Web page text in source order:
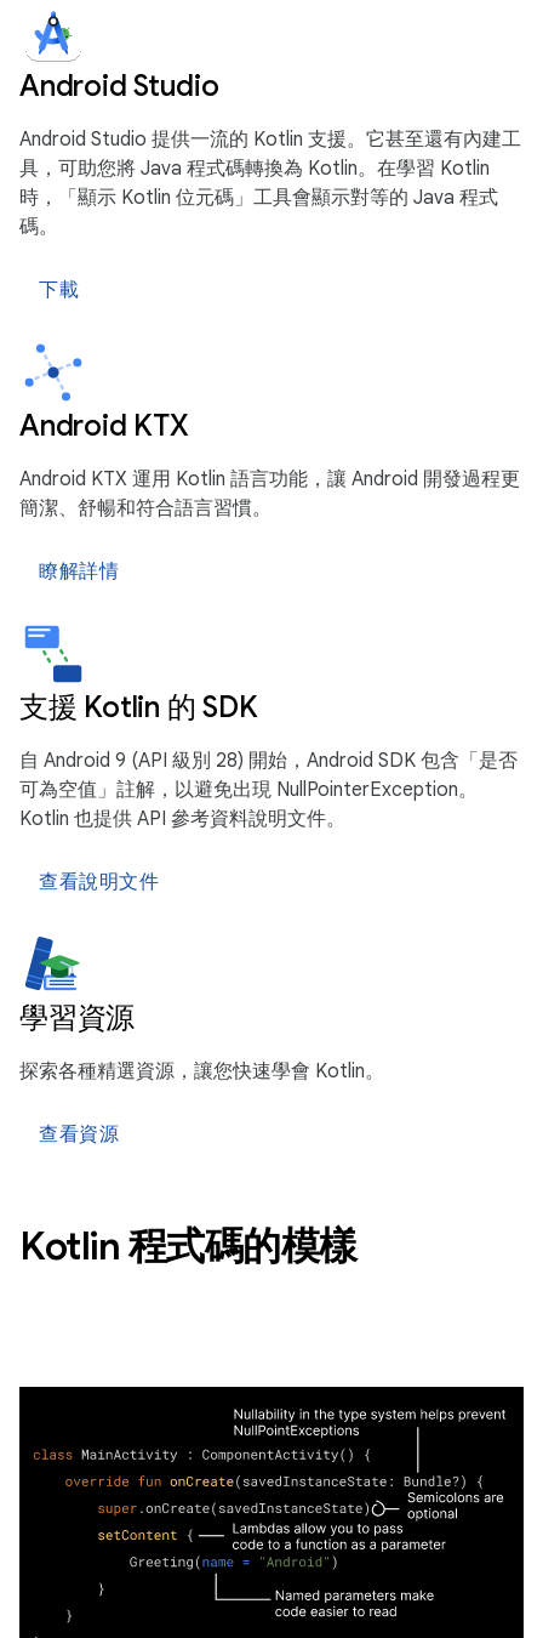
Android Studio
Android Studio 提供一流的 Kotlin 支援。它甚至還有內建工
具，可助您將 Java 程式碼轉換為 Kotlin。在學習 Kotlin
時，「顯示 Kotlin 位元碼」工具會顯示對等的 Java 程式
碼。
下載
Android KTX
Android KTX 運用 Kotlin 語言功能，讓 Android 開發過程更
簡潔、舒暢和符合語言習慣。
瞭解詳情
支援 Kotlin 的 SDK
自 Android 9 (API 級別 28) 開始，Android SDK 包含「是否
可為空值」註解，以避免出現 NullPointerException。
Kotlin 也提供 API 參考資料說明文件。
查看說明文件
學習資源
探索各種精選資源，讓您快速學會 Kotlin。
查看資源
Kotlin 程式碼的模樣